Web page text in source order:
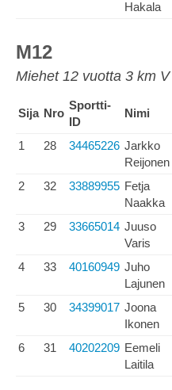
Hakala
M12
Miehet 12 vuotta 3 km V
Sija Nro
Sportti-
ID
Nimi
1 28 34465226 Jarkko
Reijonen
2 32 33889955 Fetja
Naakka
3 29 33665014 Juuso
Varis
4 33 40160949 Juho
Lajunen
5 30 34399017 Joona
Ikonen
6 31 40202209 Eemeli
Laitila